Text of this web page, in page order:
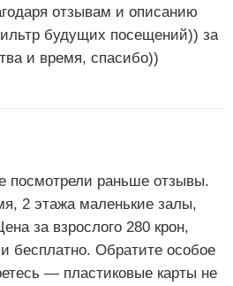
отзывам и описанию
будущих посещений)) за
и время, спасибо))
посмотрели раньше отзывы.
2 этажа маленькие залы,
за взрослого 280 крон,
бесплатно. Обратите особое
— пластиковые карты не